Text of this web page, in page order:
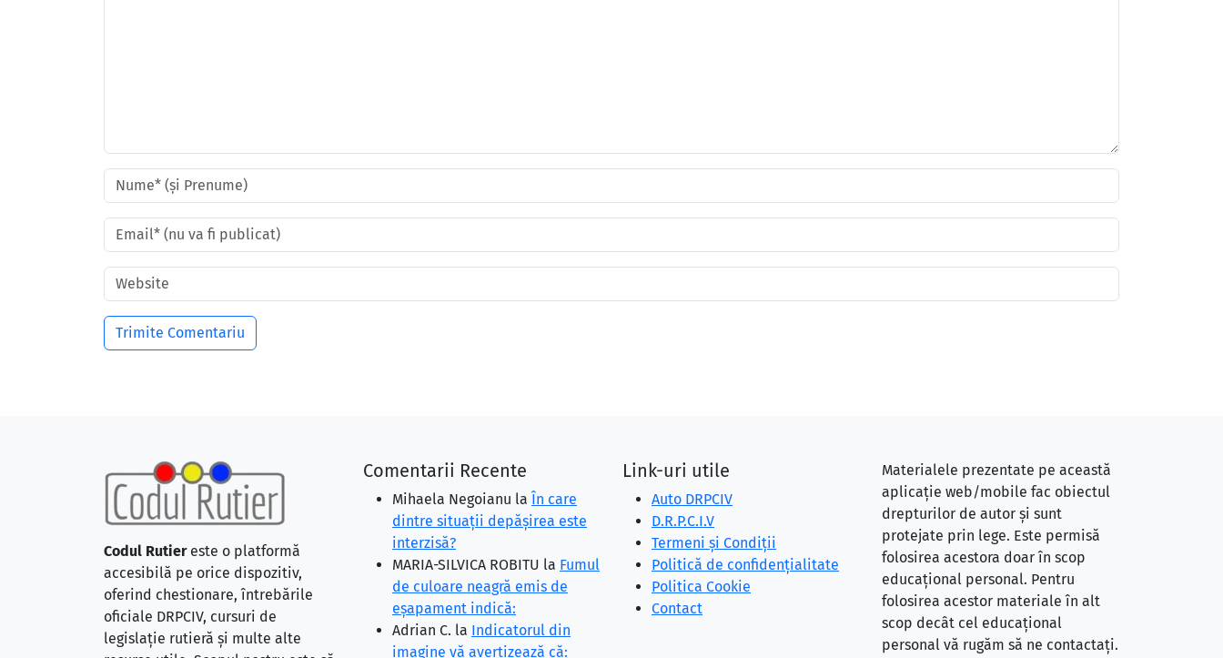
Codul Rutiereste o platformă
accesibilă pe orice dispozitiv,
oferind chestionare, întrebările
oficiale DRPCIV, cursuri de
legislație rutieră și multe alte
Comentarii Recente
Mihaela Negoianu la În care
dintre situaţii depăşirea este
interzisă?
MARIA-SILVICA ROBITU la Fumul
de culoare neagră emis de
eşapament indică:
Adrian C. la Indicatorul din
imagine vă avertizează că:
Link-uri utile
Auto DRPCIV
D.R.P.C.I.V
Termeni și Condiții
Politică de confidențialitate
Politica Cookie
Contact
Materialele prezentate pe această
aplicație web/mobile fac obiectul
drepturilor de autor și sunt
protejate prin lege. Este permisă
folosirea acestora doar în scop
educațional personal. Pentru
folosirea acestor materiale în alt
scop decât cel educațional
personal vă rugăm să ne contactați.